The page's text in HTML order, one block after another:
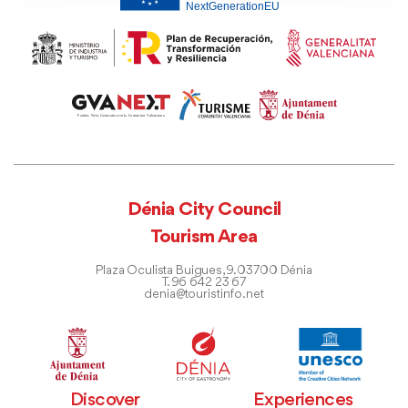
Dénia City Council
Tourism Area
Plaza Oculista Buigues, 9. 03700 Dénia
T. 96 642 23 67
denia@touristinfo.net
Discover Experiences